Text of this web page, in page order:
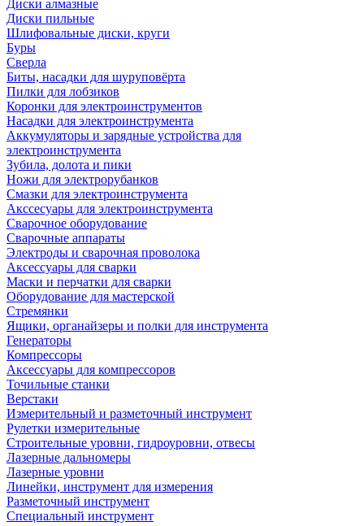
Диски алмазные
Диски пильные
Шлифовальные диски, круги
Буры
Сверла
Биты, насадки для шуруповёрта
Пилки для лобзиков
Коронки для электроинструментов
Насадки для электроинструмента
Аккумуляторы и зарядные устройства для
электроинструмента
Зубила, долота и пики
Ножи для электрорубанков
Смазки для электроинструмента
Акссесуары для электроинструмента
Сварочное оборудование
Сварочные аппараты
Электроды и сварочная проволока
Аксессуары для сварки
Маски и перчатки для сварки
Оборудование для мастерской
Стремянки
Ящики, органайзеры и полки для инструмента
Генераторы
Компрессоры
Аксессуары для компрессоров
Точильные станки
Верстаки
Измерительный и разметочный инструмент
Рулетки измерительные
Строительные уровни, гидроуровни, отвесы
Лазерные дальномеры
Лазерные уровни
Линейки, инструмент для измерения
Разметочный инструмент
Специальный инструмент